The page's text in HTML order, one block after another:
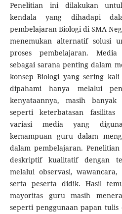
Penelitian ini dilakukan
kendala yang dihadapi
pembelajaran Biologi di SMA
menemukan alternatif solusi
proses pembelajaran.
sebagai sarana penting dalam
konsep Biologi yang sering
dipahami hanya melalui
kenyataannya, masih
seperti keterbatasan fasilitas
variasi media yang
kemampuan guru dalam
dalam pembelajaran.
deskriptif kualitatif dengan
melalui observasi,
serta peserta didik. Hasil
mayoritas guru masih
seperti penggunaan papan